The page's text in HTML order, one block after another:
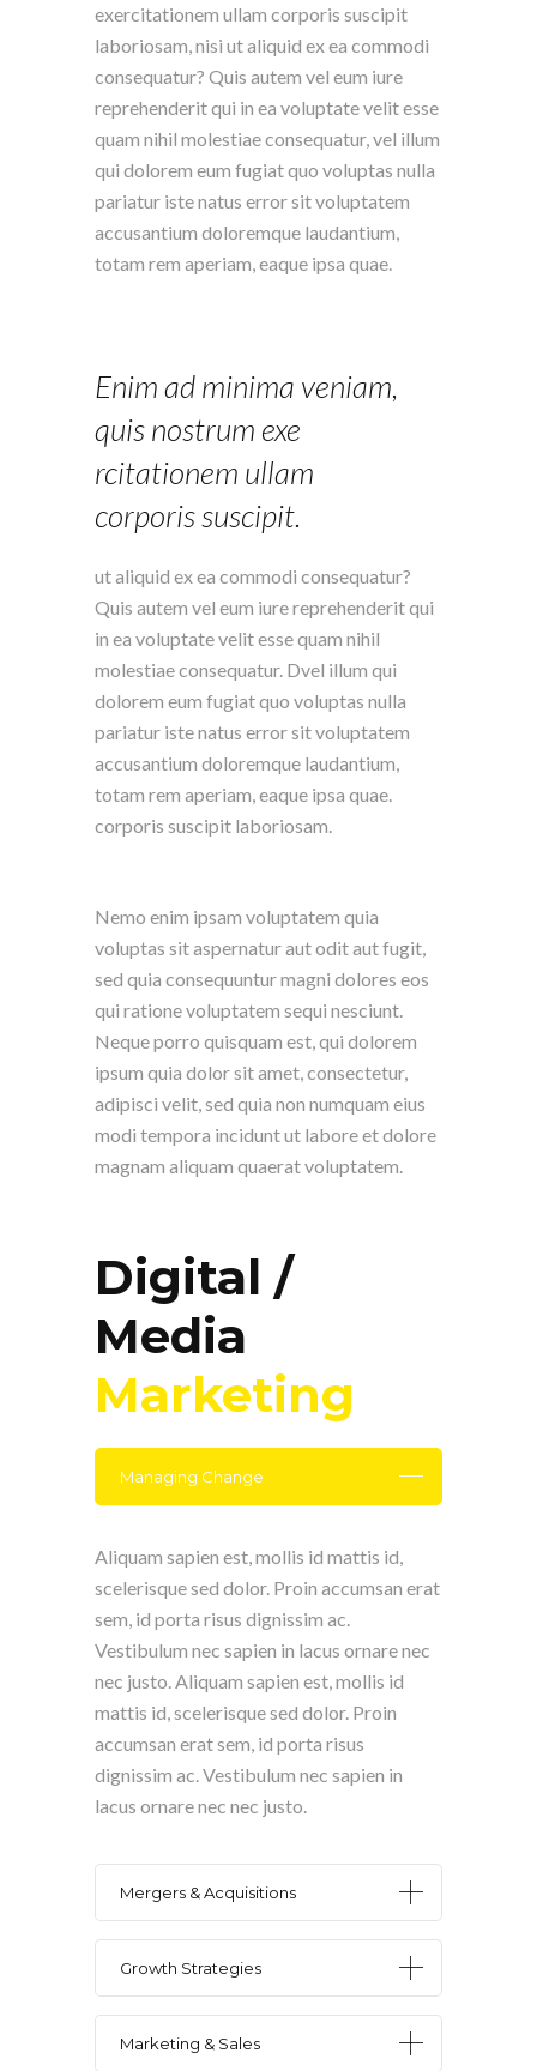
exercitationem ullam corporis suscipit
laboriosam, nisi ut aliquid ex ea commodi
consequatur? Quis autem vel eum iure
reprehenderit qui in ea voluptate velit esse
quam nihil molestiae consequatur, vel illum
qui dolorem eum fugiat quo voluptas nulla
pariatur iste natus error sit voluptatem
accusantium doloremque laudantium,
totam rem aperiam, eaque ipsa quae.
Enim ad minima veniam,
quis nostrum exe
rcitationem ullam
corporis suscipit.
ut aliquid ex ea commodi consequatur?
Quis autem vel eum iure reprehenderit qui
in ea voluptate velit esse quam nihil
molestiae consequatur. Dvel illum qui
dolorem eum fugiat quo voluptas nulla
pariatur iste natus error sit voluptatem
accusantium doloremque laudantium,
totam rem aperiam, eaque ipsa quae.
corporis suscipit laboriosam.
Nemo enim ipsam voluptatem quia
voluptas sit aspernatur aut odit aut fugit,
sed quia consequuntur magni dolores eos
qui ratione voluptatem sequi nesciunt.
Neque porro quisquam est, qui dolorem
ipsum quia dolor sit amet, consectetur,
adipisci velit, sed quia non numquam eius
modi tempora incidunt ut labore et dolore
magnam aliquam quaerat voluptatem.
Digital /
Media
Marketing
Managing Change
Aliquam sapien est, mollis id mattis id,
scelerisque sed dolor. Proin accumsan erat
sem, id porta risus dignissim ac.
Vestibulum nec sapien in lacus ornare nec
nec justo. Aliquam sapien est, mollis id
mattis id, scelerisque sed dolor. Proin
accumsan erat sem, id porta risus
dignissim ac. Vestibulum nec sapien in
lacus ornare nec nec justo.
Mergers & Acquisitions
Growth Strategies
Marketing & Sales